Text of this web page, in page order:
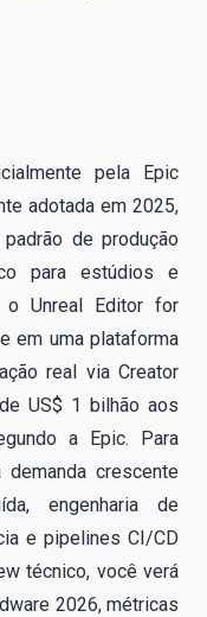
pela Epic
adotada em 2025,
de produção
para estúdios e
o Unreal Editor for
em uma plataforma
real via Creator
US$ 1 bilhão aos
a Epic. Para
crescente
engenharia de
e pipelines CI/CD
técnico, você verá
2026, métricas